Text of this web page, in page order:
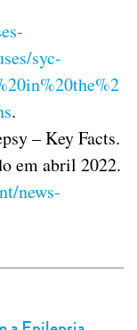
syc-
.
– Key Facts.
em abril 2022.
news-